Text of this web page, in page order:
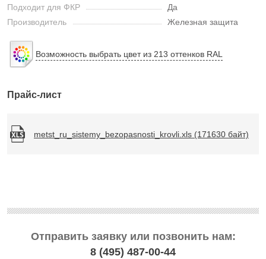
Подходит для ФКР
Да
Производитель
Железная защита
Возможность выбрать цвет из 213 оттенков RAL
Прайс-лист
metst_ru_sistemy_bezopasnosti_krovli.xls (171630 байт)
Отправить заявку или позвонить нам:
8 (495) 487-00-44